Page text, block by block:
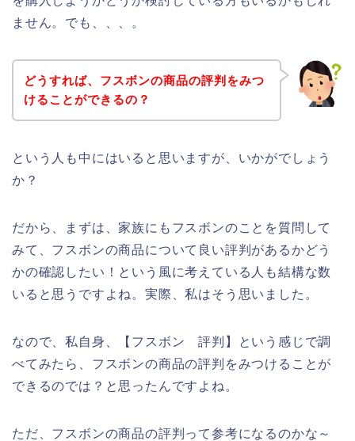
ません。でも、、、。
どうすれば、フスボンの商品の評判をみつ
けることができるの？
という人も中にはいると思いますが、いかがでしょう
か？
だから、まずは、家族にもフスボンのことを質問して
みて、フスボンの商品について良い評判があるかどう
かの確認したい！という風に考えている人も結構な数
いると思うですよね。実際、私はそう思いました。
なので、私自身、【フスボン 評判】という感じで調
べてみたら、フスボンの商品の評判をみつけることが
できるのでは？と思ったんですよね。
ただ、フスボンの商品の評判って参考になるのかな～